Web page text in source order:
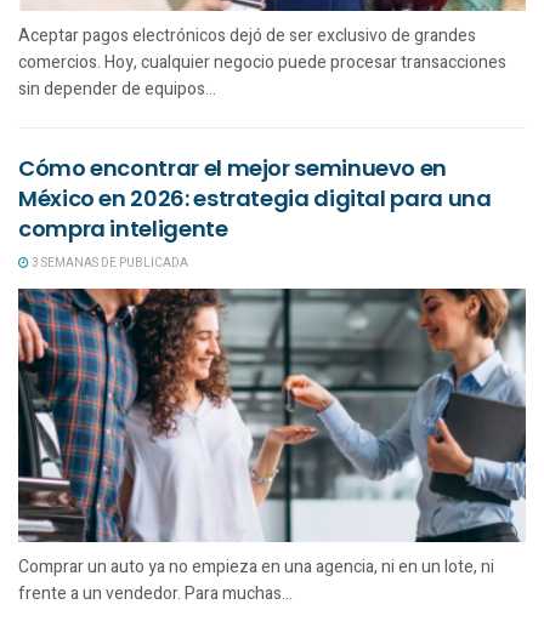
Aceptar pagos electrónicos dejó de ser exclusivo de grandes
comercios. Hoy, cualquier negocio puede procesar transacciones
sin depender de equipos...
Cómo encontrar el mejor seminuevo en
México en 2026: estrategia digital para una
compra inteligente
3 SEMANAS DE PUBLICADA
Comprar un auto ya no empieza en una agencia, ni en un lote, ni
frente a un vendedor. Para muchas...